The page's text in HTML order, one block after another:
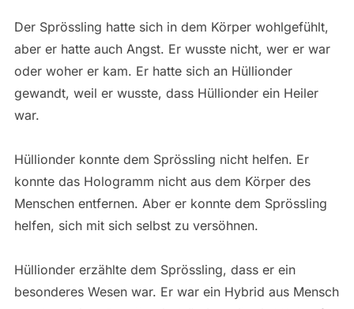
Der Sprössling hatte sich in dem Körper wohlgefühlt,
aber er hatte auch Angst. Er wusste nicht, wer er war
oder woher er kam. Er hatte sich an Hüllionder
gewandt, weil er wusste, dass Hüllionder ein Heiler
war.
Hüllionder konnte dem Sprössling nicht helfen. Er
konnte das Hologramm nicht aus dem Körper des
Menschen entfernen. Aber er konnte dem Sprössling
helfen, sich mit sich selbst zu versöhnen.
Hüllionder erzählte dem Sprössling, dass er ein
besonderes Wesen war. Er war ein Hybrid aus Mensch